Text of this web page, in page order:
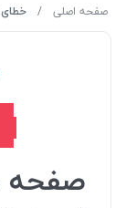
صفحه اصلی خطای 404
صفحه